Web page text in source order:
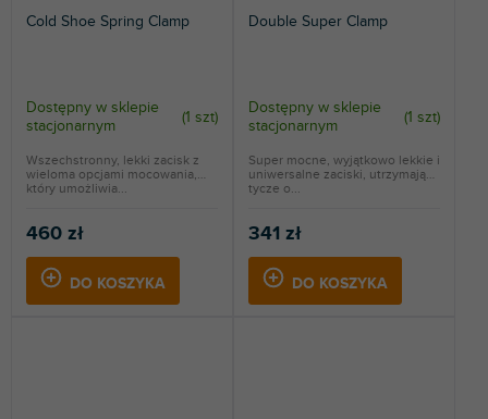
Cold Shoe Spring Clamp
Dostępny w sklepie
stacjonarnym
(1 szt)
460 zł
DO KOSZYKA
Wszechstronny, lekki zacisk z
wieloma opcjami mocowania,
który umożliwia...
Double Super Clamp
Dostępny w sklepie
stacjonarnym
(1 szt)
341 zł
DO KOSZYKA
Super mocne, wyjątkowo lekkie i
uniwersalne zaciski, utrzymają
tycze o...